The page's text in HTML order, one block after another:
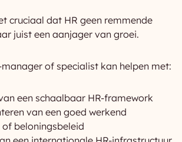
cruciaal dat HR geen remmende
juist een aanjager van groei.
of specialist kan helpen met:
een schaalbaar HR-framework
van een goed werkend
beloningsbeleid